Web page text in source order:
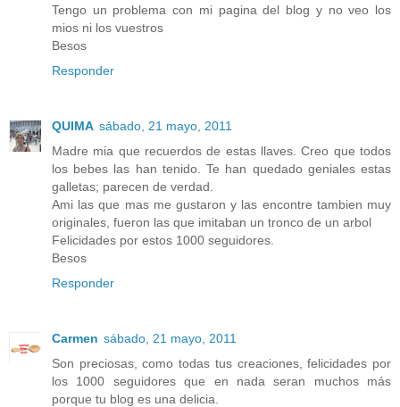
Tengo un problema con mi pagina del blog y no veo los
mios ni los vuestros
Besos
Responder
QUIMA sábado, 21 mayo, 2011
Madre mia que recuerdos de estas llaves. Creo que todos
los bebes las han tenido. Te han quedado geniales estas
galletas; parecen de verdad.
Ami las que mas me gustaron y las encontre tambien muy
originales, fueron las que imitaban un tronco de un arbol
Felicidades por estos 1000 seguidores.
Besos
Responder
Carmen sábado, 21 mayo, 2011
Son preciosas, como todas tus creaciones, felicidades por
los 1000 seguidores que en nada seran muchos más
porque tu blog es una delicia.